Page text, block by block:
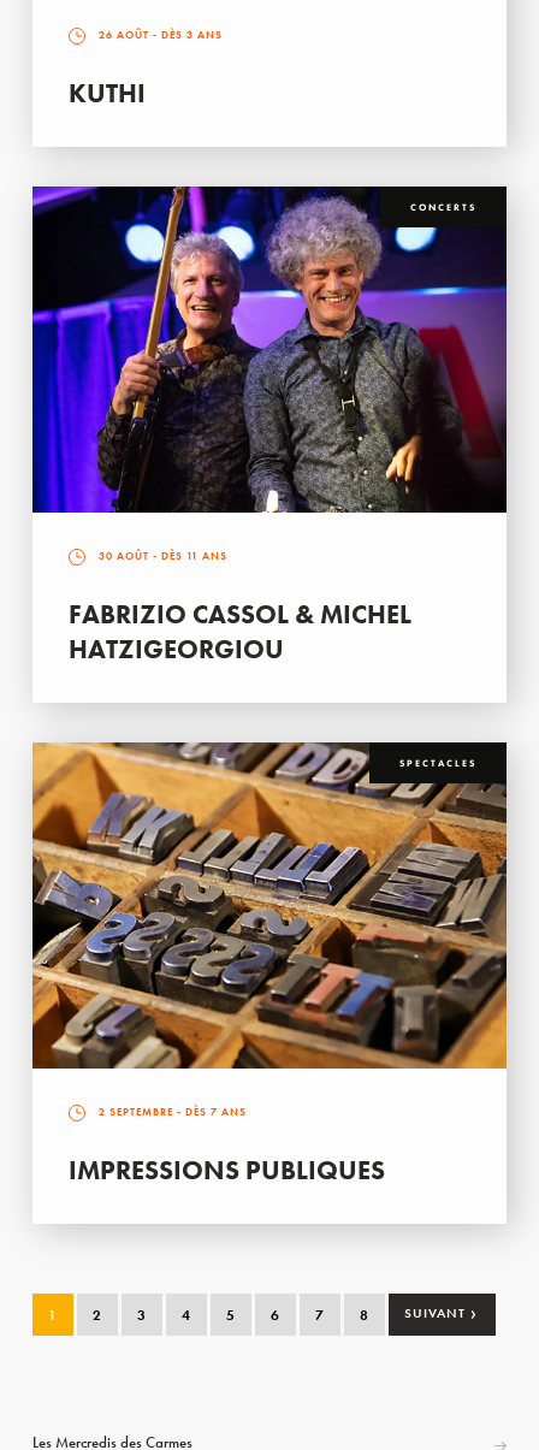
26 AOÛT - DÈS 3 ANS
KUTHI
CONCERTS
30 AOÛT - DÈS 11 ANS
FABRIZIO CASSOL & MICHEL
HATZIGEORGIOU
SPECTACLES
2 SEPTEMBRE - DÈS 7 ANS
IMPRESSIONS PUBLIQUES
1 2 3 4 5 6 7 8 SUIVANT ›
Les Mercredis des Carmes